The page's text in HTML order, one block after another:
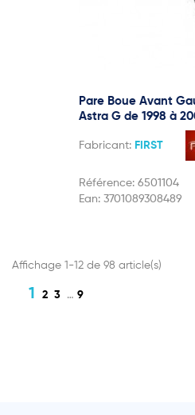
Pare Boue Avant
Astra G de 1998 à
Fabricant: FIRST
Référence: 6501104
Ean: 3701089308489
Affichage 1-12 de 98 article(s)
1 2 3 … 9